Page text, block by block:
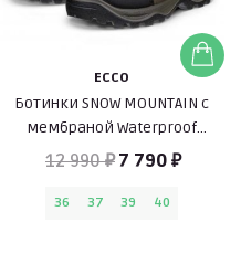
ECCO
Ботинки SNOW MOUNTAIN с
мембраной Waterproof
(зелено-коричневый)
12 990 ₽ 7 790 ₽
36 37 39 40